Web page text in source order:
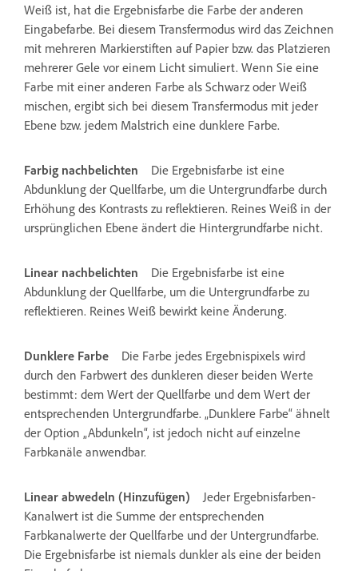
Weiß ist, hat die Ergebnisfarbe die Farbe der anderen
Eingabefarbe. Bei diesem Transfermodus wird das Zeichnen
mit mehreren Markierstiften auf Papier bzw. das Platzieren
mehrerer Gele vor einem Licht simuliert. Wenn Sie eine
Farbe mit einer anderen Farbe als Schwarz oder Weiß
mischen, ergibt sich bei diesem Transfermodus mit jeder
Ebene bzw. jedem Malstrich eine dunklere Farbe.
Farbig nachbelichten
Die Ergebnisfarbe ist eine
Abdunklung der Quellfarbe, um die Untergrundfarbe durch
Erhöhung des Kontrasts zu reflektieren. Reines Weiß in der
ursprünglichen Ebene ändert die Hintergrundfarbe nicht.
Linear nachbelichten
Die Ergebnisfarbe ist eine
Abdunklung der Quellfarbe, um die Untergrundfarbe zu
reflektieren. Reines Weiß bewirkt keine Änderung.
Dunklere Farbe
Die Farbe jedes Ergebnispixels wird
durch den Farbwert des dunkleren dieser beiden Werte
bestimmt: dem Wert der Quellfarbe und dem Wert der
entsprechenden Untergrundfarbe. „Dunklere Farbe“ ähnelt
der Option „Abdunkeln“, ist jedoch nicht auf einzelne
Farbkanäle anwendbar.
Linear abwedeln (Hinzufügen)
Jeder Ergebnisfarben-
Kanalwert ist die Summe der entsprechenden
Farbkanalwerte der Quellfarbe und der Untergrundfarbe.
Die Ergebnisfarbe ist niemals dunkler als eine der beiden